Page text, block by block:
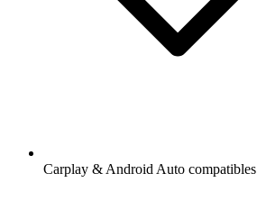
Carplay & Android Auto compatibles